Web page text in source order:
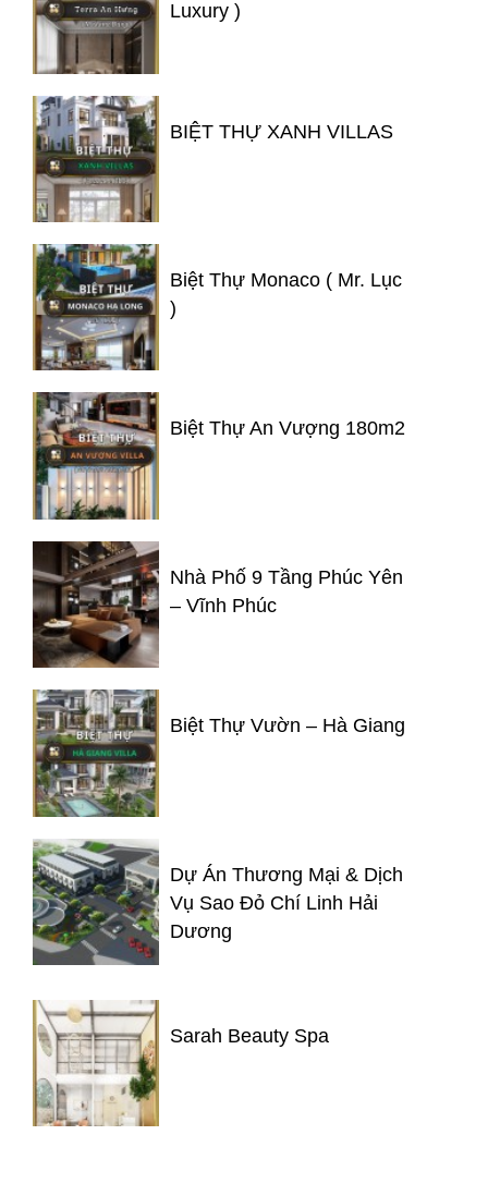
Luxury )
BIỆT THỰ XANH VILLAS
Biệt Thự Monaco ( Mr. Lục
)
Biệt Thự An Vượng 180m2
Nhà Phố 9 Tầng Phúc Yên
– Vĩnh Phúc
Biệt Thự Vườn – Hà Giang
Dự Án Thương Mại & Dịch
Vụ Sao Đỏ Chí Linh Hải
Dương
Sarah Beauty Spa